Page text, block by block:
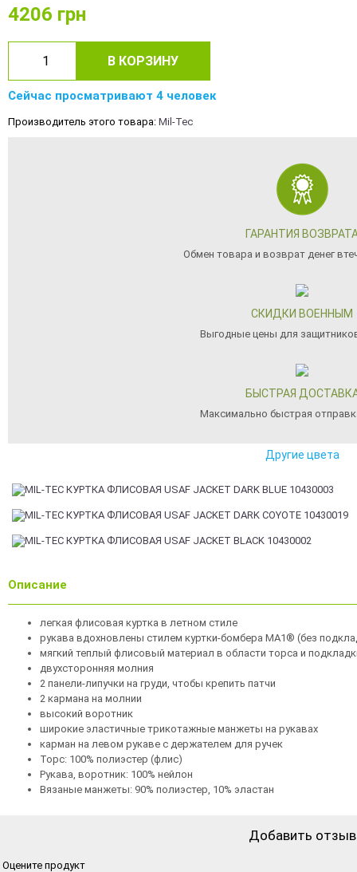
4206 грн
В КОРЗИНУ
Сейчас просматривают 4 человек
Производитель этого товара: Mil-Tec
ГАРАНТИЯ
Обмен товара и возврат денег
СКИДКИ ВОЕННЫМ
Выгодные цены для
БЫСТРАЯ
Максимально быстрая
Другие цвета
Описание
легкая флисовая куртка в летном стиле
рукава вдохновлены стилем куртки-бомбера MA1® (без
мягкий теплый флисовый материал в области торса и
двухсторонняя молния
2 панели-липучки на груди, чтобы крепить патчи
2 кармана на молнии
высокий воротник
широкие эластичные трикотажные манжеты на рукавах
карман на левом рукаве с держателем для ручек
Торс: 100% полиэстер (флис)
Рукава, воротник: 100% нейлон
Вязаные манжеты: 90% полиэстер, 10% эластан
Добавить отзыв
Оцените продукт